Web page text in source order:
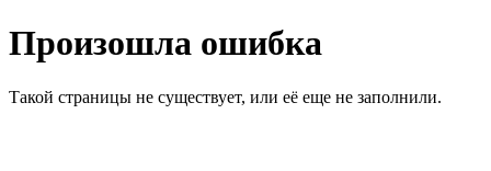
Произошла ошибка
Такой страницы не существует, или её еще не заполнили.